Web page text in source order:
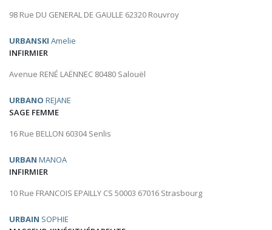
98 Rue DU GENERAL DE GAULLE 62320 Rouvroy
URBANSKI Amelie
INFIRMIER
Avenue RENÉ LAËNNEC 80480 Salouël
URBANO REJANE
SAGE FEMME
16 Rue BELLON 60304 Senlis
URBAN MANOA
INFIRMIER
10 Rue FRANCOIS EPAILLY CS 50003 67016 Strasbourg
URBAIN SOPHIE